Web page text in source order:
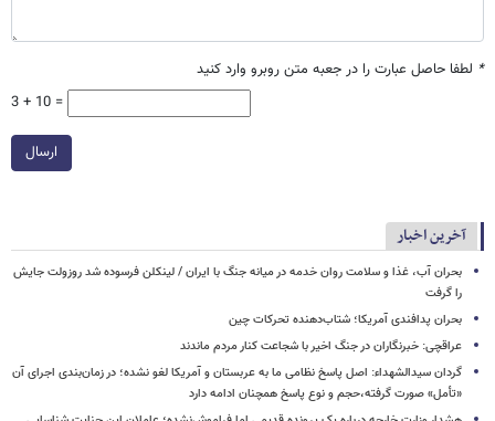
* لطفا حاصل عبارت را در جعبه متن روبرو وارد کنید
3 + 10 =
ارسال
آخرین اخبار
بحران آب، غذا و سلامت روان خدمه در میانه جنگ با ایران / لینکلن فرسوده شد روزولت جایش
را گرفت
بحران پدافندی آمریکا؛ شتاب‌دهنده تحرکات چین
عراقچی: خبرنگاران در جنگ اخیر با شجاعت کنار مردم ماندند
گردان سیدالشهداء: اصل پاسخ نظامی ما به عربستان و آمریکا لغو نشده؛ در زمان‌بندی اجرای آن
«تأمل» صورت گرفته،حجم و نوع پاسخ همچنان ادامه دارد